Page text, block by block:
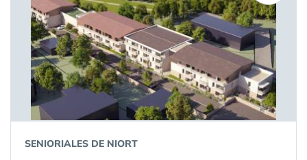
SENIORIALES DE NIORT